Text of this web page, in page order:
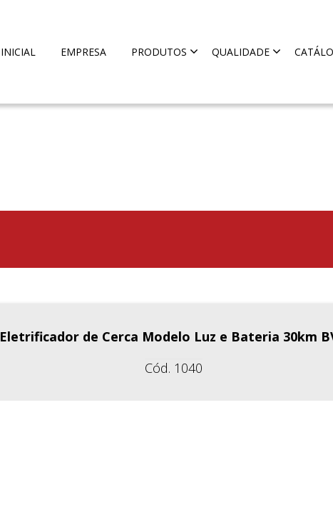
INICIAL EMPRESA PRODUTOS QUALIDADE
Eletrificador de Cerca Modelo Luz e Bateria 30km
Cód. 1040